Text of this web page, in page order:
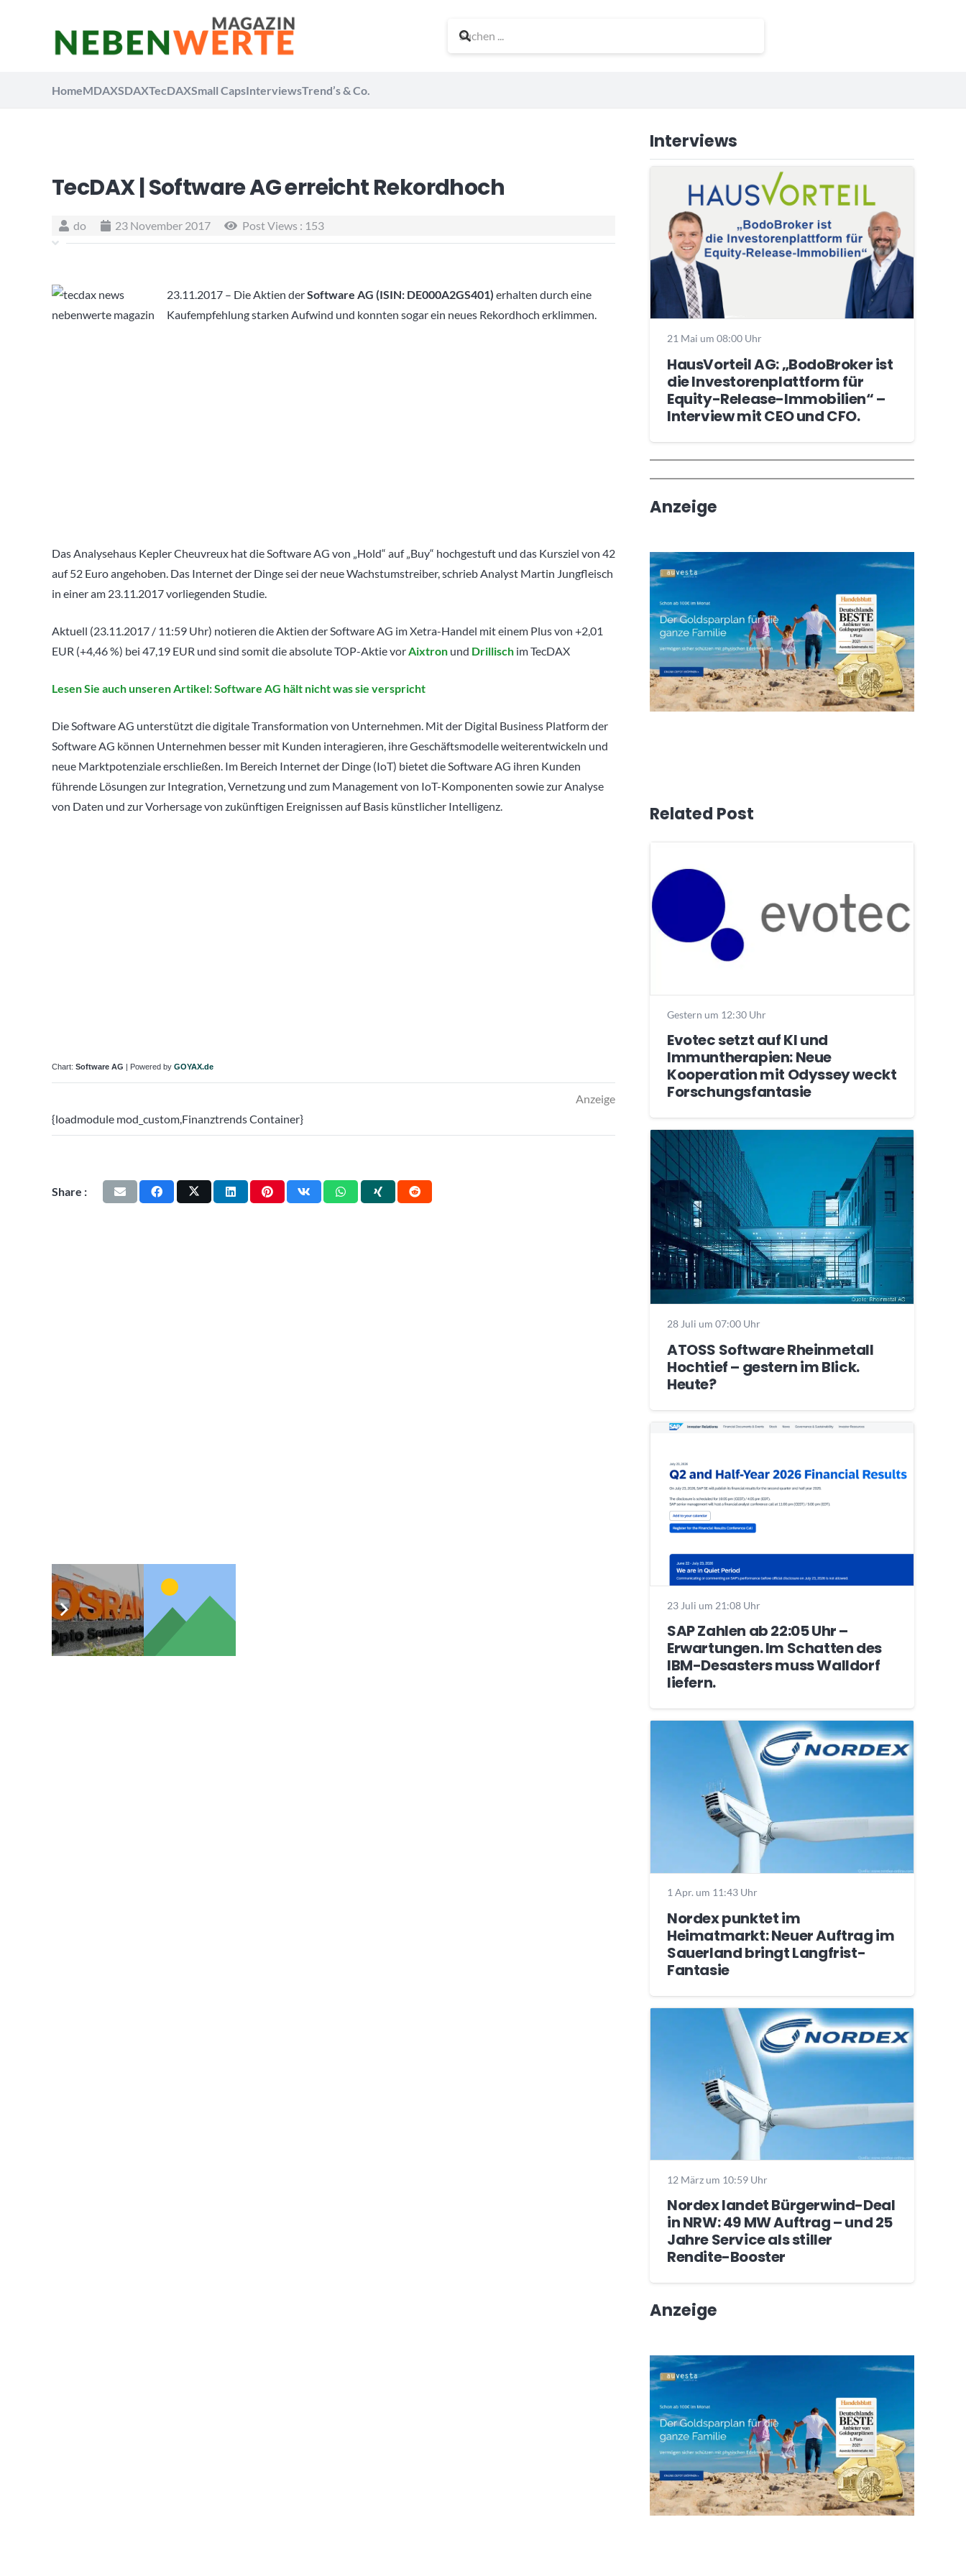
HomeMDAXSDAXTecDAXSmall CapsInterviewsTrend’s & Co.
TecDAX | Software AG erreicht Rekordhoch
do 23 November 2017 Post Views : 153
23.11.2017 – Die Aktien derSoftware AG (ISIN: DE000A2GS401) erhalten durch eine
Kaufempfehlung starken Aufwind und konnten sogar ein neues Rekordhoch erklimmen.
Das Analysehaus Kepler Cheuvreux hat die Software AG von „Hold“ auf „Buy“ hochgestuft und das Kursziel von 42
auf 52 Euro angehoben. Das Internet der Dinge sei der neue Wachstumstreiber, schrieb Analyst Martin Jungfleisch
in einer am 23.11.2017 vorliegenden Studie.
Aktuell (23.11.2017 / 11:59 Uhr) notieren die Aktien der Software AG im Xetra-Handel mit einem Plus von +2,01
EUR (+4,46 %) bei 47,19 EUR und sind somit die absolute TOP-Aktie vorAixtron und Drillisch im TecDAX
Lesen Sie auch unseren Artikel: Software AG hält nicht was sie verspricht
Die Software AG unterstützt die digitale Transformation von Unternehmen. Mit der Digital Business Platform der
Software AG können Unternehmen besser mit Kunden interagieren, ihre Geschäftsmodelle weiterentwickeln und
neue Marktpotenziale erschließen. Im Bereich Internet der Dinge (IoT) bietet die Software AG ihren Kunden
führende Lösungen zur Integration, Vernetzung und zum Management von IoT-Komponenten sowie zur Analyse
von Daten und zur Vorhersage von zukünftigen Ereignissen auf Basis künstlicher Intelligenz.
Chart: Software AG | Powered by GOYAX.de
Anzeige
{loadmodule mod_custom,Finanztrends Container}
Share :
Interviews
21 Mai um 08:00 Uhr
HausVorteil AG: „BodoBroker ist
die Investorenplattform für
Equity-Release-Immobilien“ –
Interview mit CEO und CFO.
Wochenrückblick
Trendthemen
Anzeige
Related Post
Gestern um 12:30 Uhr
Evotec setzt auf KI und
Immuntherapien: Neue
Kooperation mit Odyssey weckt
Forschungsfantasie
28 Juli um 07:00 Uhr
ATOSS Software Rheinmetall
Hochtief – gestern im Blick.
Heute?
23 Juli um 21:08 Uhr
SAP Zahlen ab 22:05 Uhr –
Erwartungen. Im Schatten des
IBM-Desasters muss Walldorf
liefern.
1 Apr. um 11:43 Uhr
Nordex punktet im
Heimatmarkt: Neuer Auftrag im
Sauerland bringt Langfrist-
Fantasie
12 März um 10:59 Uhr
Nordex landet Bürgerwind-Deal
in NRW: 49 MW Auftrag – und 25
Jahre Service als stiller
Rendite-Booster
Anzeige